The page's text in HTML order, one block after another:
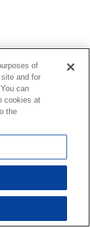
of
and for
can
cookies at
the